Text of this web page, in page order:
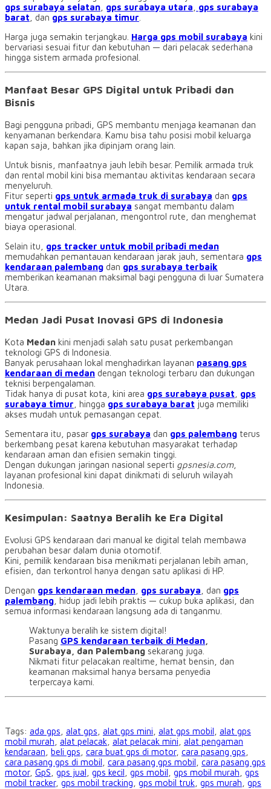
gps surabaya selatan gps surabaya utara
gps surabaya
barat , dan gps surabaya timur
Harga juga semakin terjangkau. Harga gps mobil surabaya kini
bervariasi sesuai fitur dan kebutuhan — dari pelacak sederhana
hingga sistem armada profesional.
Manfaat Besar GPS Digital untuk Pribadi dan
Bisnis
Bagi pengguna pribadi, GPS membantu menjaga keamanan dan
kenyamanan berkendara. Kamu bisa tahu posisi mobil keluarga
kapan saja, bahkan jika dipinjam orang lain.
Untuk bisnis, manfaatnya jauh lebih besar. Pemilik armada truk
dan rental mobil kini bisa memantau aktivitas kendaraan secara
menyeluruh.
Fitur seperti gps untuk armada truk di surabaya dan gps
untuk rental mobil surabaya sangat membantu dalam
mengatur jadwal perjalanan, mengontrol rute, dan menghemat
biaya operasional.
Selain itu, gps tracker untuk mobil pribadi medan
memudahkan pemantauan kendaraan jarak jauh, sementara gps
kendaraan palembang dan gps surabaya terbaik
memberikan keamanan maksimal bagi pengguna di luar Sumatera
Utara.
Medan Jadi Pusat Inovasi GPS di Indonesia
Kota Medan kini menjadi salah satu pusat perkembangan
teknologi GPS di Indonesia.
Banyak perusahaan lokal menghadirkan layanan pasang gps
kendaraan di medan dengan teknologi terbaru dan dukungan
teknisi berpengalaman.
Tidak hanya di pusat kota, kini area gps surabaya pusat
gps
surabaya timur , hingga gps surabaya barat juga memiliki
akses mudah untuk pemasangan cepat.
Sementara itu, pasar gps surabaya dan gps palembang terus
berkembang pesat karena kebutuhan masyarakat terhadap
kendaraan aman dan efisien semakin tinggi.
Dengan dukungan jaringan nasional seperti gpsnesia.com,
layanan profesional kini dapat dinikmati di seluruh wilayah
Indonesia.
Kesimpulan: Saatnya Beralih ke Era Digital
Evolusi GPS kendaraan dari manual ke digital telah membawa
perubahan besar dalam dunia otomotif.
Kini, pemilik kendaraan bisa menikmati perjalanan lebih aman,
efisien, dan terkontrol hanya dengan satu aplikasi di HP.
Dengan gps kendaraan medan gps surabaya , dan gps
palembang , hidup jadi lebih praktis — cukup buka aplikasi, dan
semua informasi kendaraan langsung ada di tanganmu.
Waktunya beralih ke sistem digital!
Pasang GPS kendaraan terbaik di Medan
Surabaya, dan Palembang sekarang juga.
Nikmati fitur pelacakan realtime, hemat bensin, dan
keamanan maksimal hanya bersama penyedia
terpercaya kami.
Tags: ada gps alat gps alat gps mini alat gps mobil
alat gps
mobil murah
alat pelacak alat pelacak mini
alat pengaman
kendaraan beli gps cara buat gps di motor, cara pasang gps
cara pasang gps di mobil cara pasang gps mobil cara pasang gps
motor, GpS gps jual gps kecil gps mobil gps mobil murah gps
mobil tracker, gps mobil tracking gps mobil truk gps murah gps